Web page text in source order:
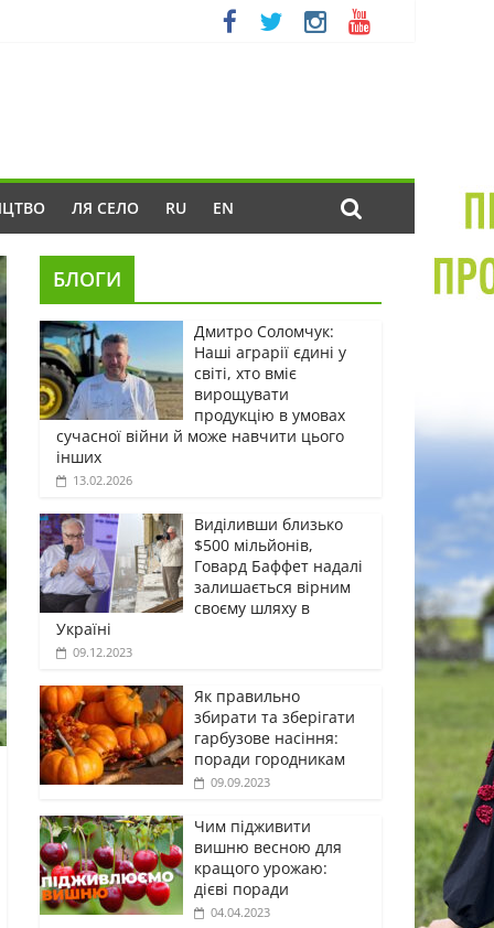
ЛЯ СЕЛО RU EN
БЛОГИ
Дмитро Соломчук:
Наші аграрії єдині у
світі, хто вміє
вирощувати
продукцію в умовах
сучасної війни й може навчити цього
інших
13.02.2026
Виділивши близько
$500 мільйонів,
Говард Баффет надалі
залишається вірним
своєму шляху в
Україні
09.12.2023
Як правильно
збирати та зберігати
гарбузове насіння:
поради городникам
09.09.2023
Чим підживити
вишню весною для
кращого урожаю:
дієві поради
04.04.2023